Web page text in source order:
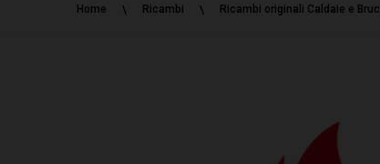
Home Ricambi Ricambi originali Caldaie e